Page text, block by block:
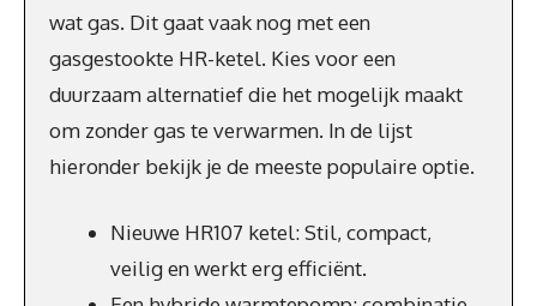
wat gas. Dit gaat vaak nog met een
gasgestookte HR-ketel. Kies voor een
duurzaam alternatief die het mogelijk maakt
om zonder gas te verwarmen. In de lijst
hieronder bekijk je de meeste populaire optie.
Nieuwe HR107 ketel: Stil, compact,
veilig en werkt erg efficiënt.